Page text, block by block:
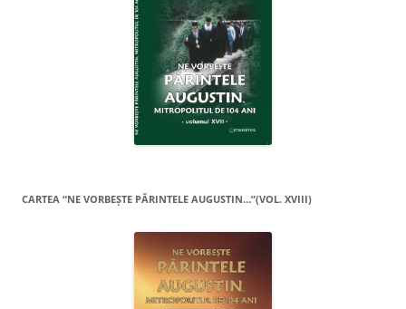
CARTEA “NE VORBEŞTE PĂRINTELE AUGUSTIN…”(VOL. XVIII)